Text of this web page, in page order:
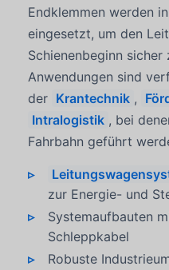
Endklemmen werden in
eingesetzt, um den
Schienenbeginn
Anwendungen sind
der Krantechnik ,
Intralogistik , bei
Fahrbahn geführt
zur Energie- und
Systemaufbauten
Schleppkabel
Robuste